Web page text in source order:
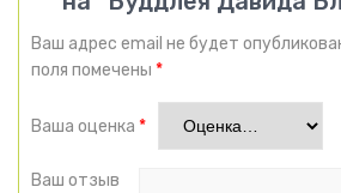
Ваш адрес email не будет
поля помечены *
Ваша оценка *
Ваш отзыв